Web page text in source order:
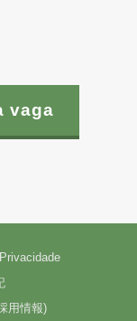
vaga
用情報)